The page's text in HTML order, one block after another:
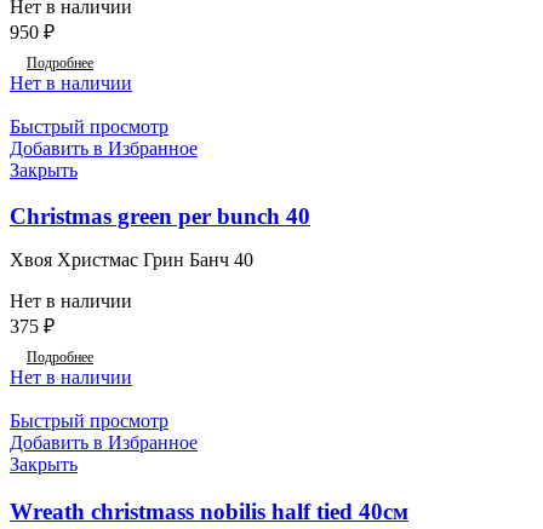
Нет в наличии
950 ₽
Подробнее
Нет в наличии
Быстрый просмотр
Добавить в Избранное
Закрыть
Christmas green per bunch 40
Хвоя Христмас Грин Банч 40
Нет в наличии
375 ₽
Подробнее
Нет в наличии
Быстрый просмотр
Добавить в Избранное
Закрыть
Wreath christmass nobilis half tied 40см